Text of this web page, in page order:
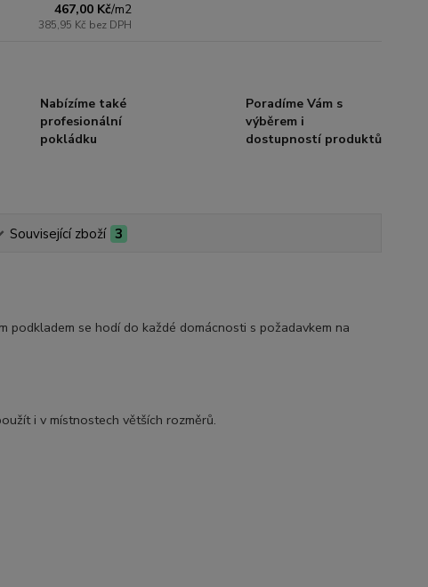
467,00 Kč/m2
385,95 Kč bez DPH
Nabízíme také
profesionální
pokládku
Poradíme Vám s
výběrem i
dostupností produktů
Související zboží 3
podkladem se hodí do každé domácnosti s požadavkem na
i v místnostech větších rozměrů.